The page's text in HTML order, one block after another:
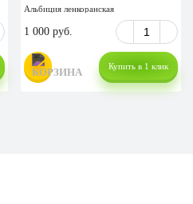
Альбиция ленкоранская
1 000 руб.
Купить в 1 клик